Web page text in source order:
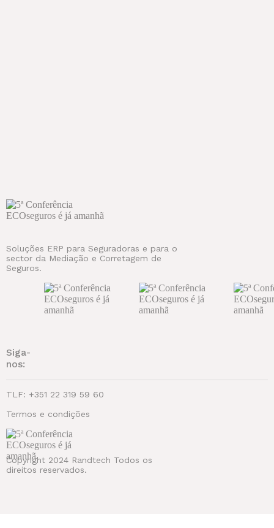
Soluções ERP para Seguradoras e para o
sector da Mediação e Corretagem de
Seguros.
Siga-
nos:
TLF: +351 22 319 59 60
Termos e condições
Copyright 2024 Randtech Todos os
direitos reservados.